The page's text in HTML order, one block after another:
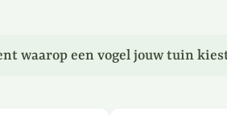
waarop een vogel jouw tuin